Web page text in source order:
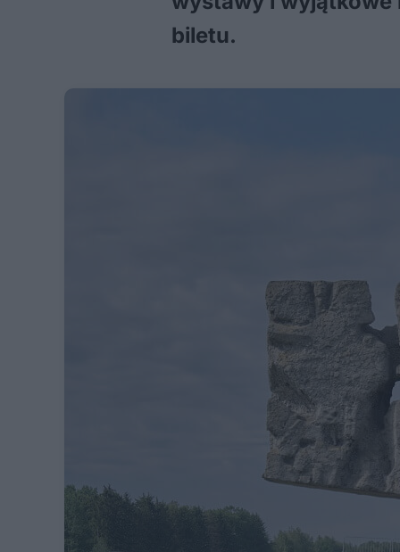
biletu.